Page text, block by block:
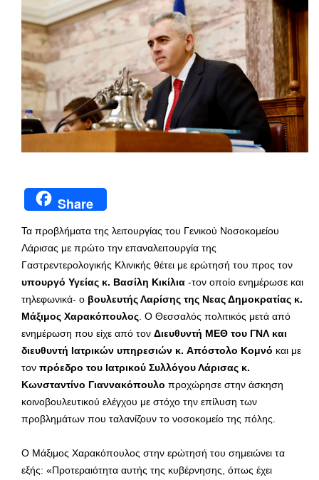
Share
Τα προβλήματα της λειτουργίας του Γενικού Νοσοκομείου
Λάρισας με πρώτο την επαναλειτουργία της
Γαστρεντερολογικής Κλινικής θέτει με ερώτησή του προς τον
υπουργό Υγείας κ. Βασίλη Κικίλια -τον οποίο ενημέρωσε και
τηλεφωνικά- ο βουλευτής Λαρίσης της Νεας Δημοκρατίας κ.
Μάξιμος Χαρακόπουλος . Ο Θεσσαλός πολιτικός μετά από
ενημέρωση που είχε από τον Διευθυντή ΜΕΘ του ΓΝΛ και
διευθυντή Ιατρικών υπηρεσιών κ. Απόστολο Κομνό και με
τον πρόεδρο του Ιατρικού Συλλόγου Λάρισας κ.
Κωνσταντίνο Γιαννακόπουλο προχώρησε στην άσκηση
κοινοβουλευτικού ελέγχου με στόχο την επίλυση των
προβλημάτων που ταλανίζουν το νοσοκομείο της πόλης.
Ο Μάξιμος Χαρακόπουλος στην ερώτησή του σημειώνει τα
εξής: «Προτεραιότητα αυτής της κυβέρνησης, όπως έχει